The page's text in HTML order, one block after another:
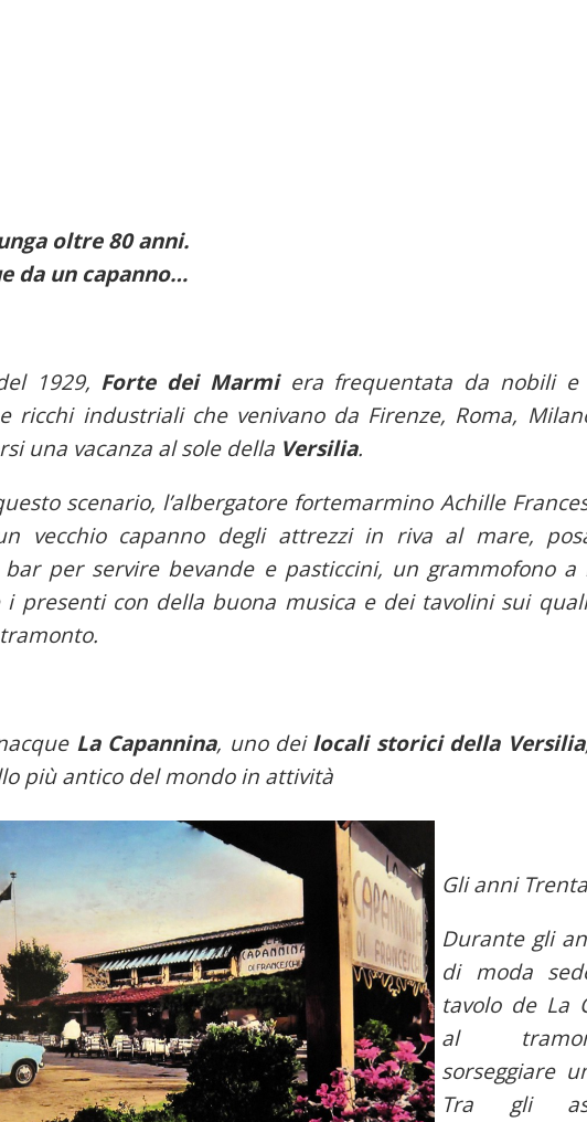
oltre 80 anni.
da un capanno…
1929, Forte dei Marmiera frequentata da nobili e
ricchi industriali che venivano da Firenze, Roma,
una vacanza al sole della Versilia.
scenario, l’albergatore fortemarmino Achille
vecchio capanno degli attrezzi in riva al mare,
per servire bevande e pasticcini, un grammofono a
presenti con della buona musica e dei tavolini sui
La Capannina, uno deilocali storici della Versilia
più antico del mondo in attività
Gli anni Trenta
Durante gli
di moda
tavolo de La
al
sorseggiare
Tra gli